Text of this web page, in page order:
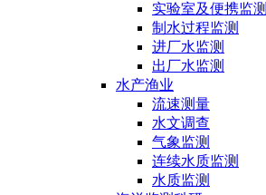
实验室及便携监测
制水过程监测
进厂水监测
出厂水监测
水产渔业
流速测量
水文调查
气象监测
连续水质监测
水质监测